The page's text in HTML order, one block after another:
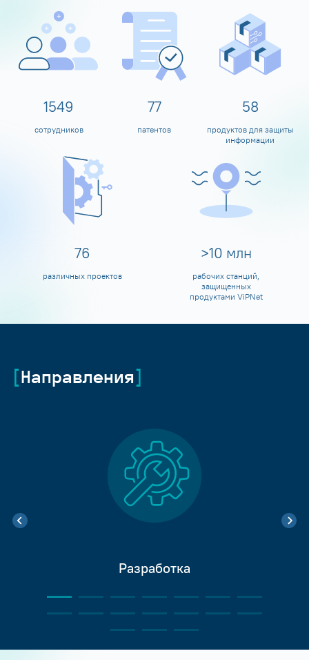
1600
сотрудников
80
патентов
60
продуктов для защиты
информации
80
различных проектов
>10 млн
рабочих станций,
защищенных
продуктами ViPNet
Направления
Разработка